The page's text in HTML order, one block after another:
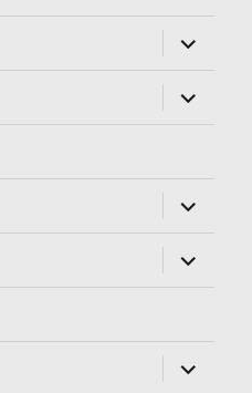
öffnen
öffnen
öffnen
öffnen
öffnen